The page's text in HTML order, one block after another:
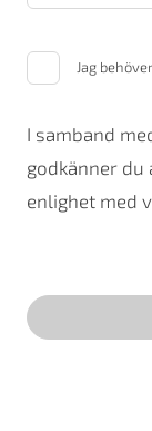
Jag
I samband
godkänner
enlighet med